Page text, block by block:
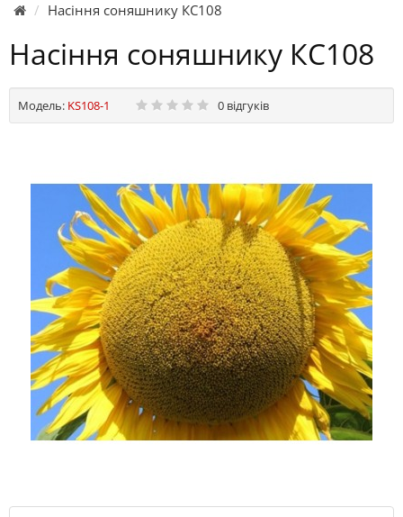
Насіння соняшнику КС108
Насіння соняшнику КС108
Модель: KS108-1 0 відгуків